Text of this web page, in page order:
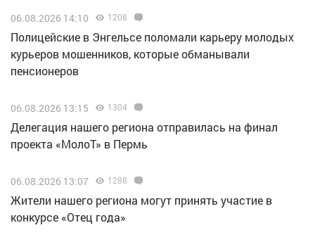
06.08.2026 14:10 1208
Полицейские в Энгельсе поломали карьеру молодых
курьеров мошенников, которые обманывали
пенсионеров
06.08.2026 13:15 1304
Делегация нашего региона отправилась на финал
проекта «МолоТ» в Пермь
06.08.2026 13:07 1288
Жители нашего региона могут принять участие в
конкурсе «Отец года»